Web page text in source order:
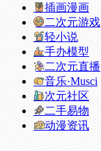
插画漫画
二次元游戏
轻小说
手办模型
二次元直播
音乐·Musci
次元社区
二手易物
动漫资讯